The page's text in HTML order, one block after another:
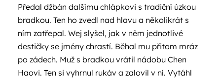
Předal džbán dalšímu chlápkovi s tradiční úzkou
bradkou. Ten ho zvedl nad hlavu a několikrát s
ním zatřepal. Wej slyšel, jak v něm jednotlivé
destičky se jmény chrastí. Běhal mu přitom mráz
po zádech. Muž s bradkou vrátil nádobu Chen
Haovi. Ten si vyhrnul rukáv a zalovil v ní. Vytáhl